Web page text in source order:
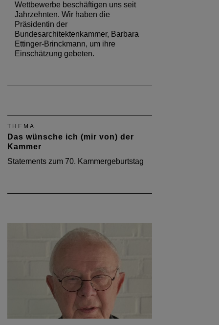
Wettbewerbe beschäftigen uns seit
Jahrzehnten. Wir haben die
Präsidentin der
Bundesarchitektenkammer, Barbara
Ettinger-Brinckmann, um ihre
Einschätzung gebeten.
THEMA
Das wünsche ich (mir von) der
Kammer
Statements zum 70. Kammergeburtstag